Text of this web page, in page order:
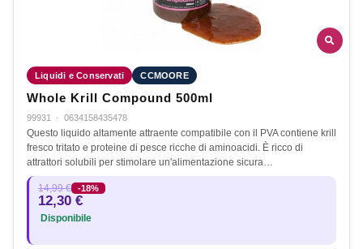
Liquidi e Conservati CCMOORE
Whole Krill Compound 500ml
99931 · 0634158435478
Questo liquido altamente attraente compatibile con il PVA contiene krill
fresco tritato e proteine di pesce ricche di aminoacidi. È ricco di
attrattori solubili per stimolare un'alimentazione sicura…
14,99 € -18%
12,30 €
Disponibile